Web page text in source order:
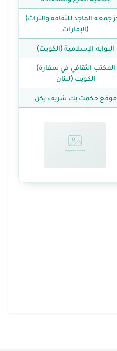
(مركز جمعه الماجد للثقافة والتراث
(الإمارات
(البوابة الإسلامية (الكويت
(المكتب الثقافي في سفارة
الكويت (لبنان
موقع حكمت بك شريف يكن